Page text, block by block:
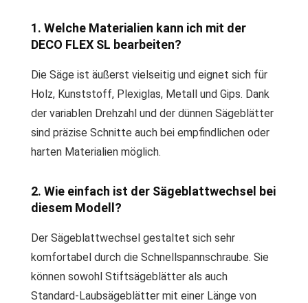
1. Welche Materialien kann ich mit der
DECO FLEX SL bearbeiten?
Die Säge ist äußerst vielseitig und eignet sich für
Holz, Kunststoff, Plexiglas, Metall und Gips. Dank
der variablen Drehzahl und der dünnen Sägeblätter
sind präzise Schnitte auch bei empfindlichen oder
harten Materialien möglich.
2. Wie einfach ist der Sägeblattwechsel bei
diesem Modell?
Der Sägeblattwechsel gestaltet sich sehr
komfortabel durch die Schnellspannschraube. Sie
können sowohl Stiftsägeblätter als auch
Standard-Laubsägeblätter mit einer Länge von